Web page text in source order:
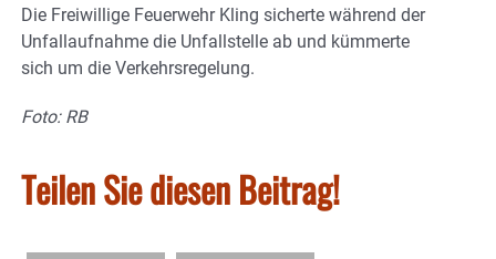
Die Freiwillige Feuerwehr Kling sicherte während der
Unfallaufnahme die Unfallstelle ab und kümmerte
sich um die Verkehrsregelung.
Foto: RB
Teilen Sie diesen Beitrag!